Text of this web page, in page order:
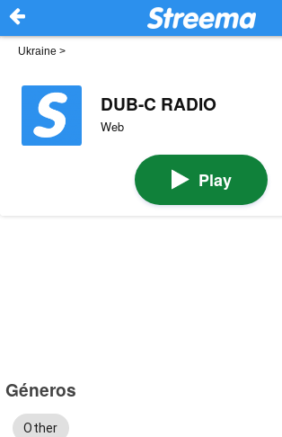
Ukraine >
DUB-C RADIO
Web
Play
Géneros
Other